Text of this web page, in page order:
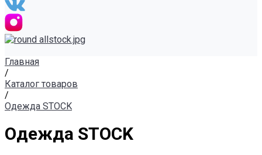
Главная
/
Каталог товаров
/
Одежда STOCK
Одежда STOCK